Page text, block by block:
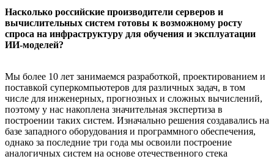
Насколько российские производители серверов и
вычислительных систем готовы к возможному росту
спроса на инфраструктуру для обучения и эксплуатации
ИИ-моделей?
Мы более 10 лет занимаемся разработкой, проектированием и
поставкой суперкомпьютеров для различных задач, в том
числе для инженерных, прогнозных и сложных вычислений,
поэтому у нас накоплена значительная экспертиза в
построении таких систем. Изначально решения создавались на
базе западного оборудования и программного обеспечения,
однако за последние три года мы освоили построение
аналогичных систем на основе отечественного стека